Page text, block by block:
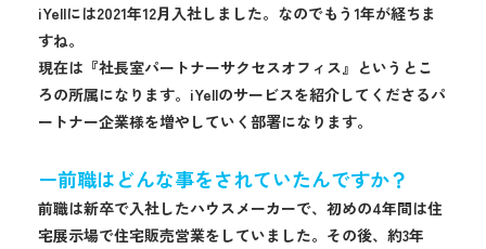
iYellには2021年12月入社しました。なのでもう1年が経ちま
すね。
現在は『社長室パートナーサクセスオフィス』というとこ
ろの所属になります。iYellのサービスを紹介してくださるパ
ートナー企業様を増やしていく部署になります。
ー前職はどんな事をされていたんですか？
前職は新卒で入社したハウスメーカーで、初めの4年間は住
宅展示場で住宅販売営業をしていました。その後、約3年